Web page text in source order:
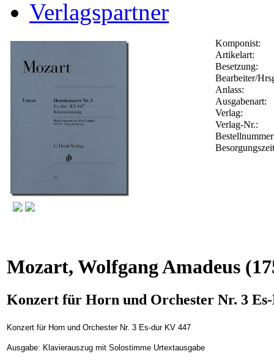
Verlagspartner
Komponist:
Artikelart:
Besetzung:
Bearbeiter/
Anlass:
Ausgabenart:
Verlag:
Verlag-Nr.:
Mozart, Wolfgang Amadeus
Konzert für Horn und Orchester Nr. 3
Konzert für Horn und Orchester Nr. 3 Es-dur KV 447
Ausgabe: Klavierauszug mit Solostimme Urtextausgabe